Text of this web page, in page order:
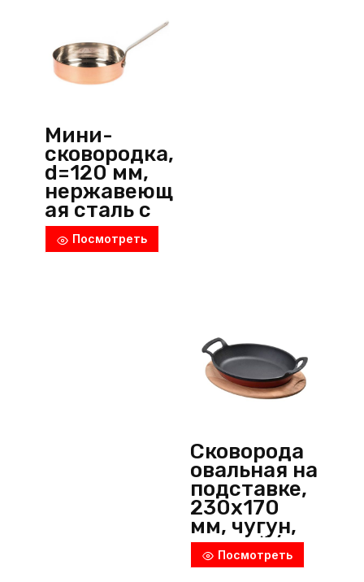
ProffСuisine
(Китай)
Мини-
сковородка,
d=120 мм,
нержавеющ
ая сталь с
медным
напыление
Посмотреть
Сковорода
овальная на
подставке,
230х170
мм, чугун,
черный/
красный,
Посмотреть